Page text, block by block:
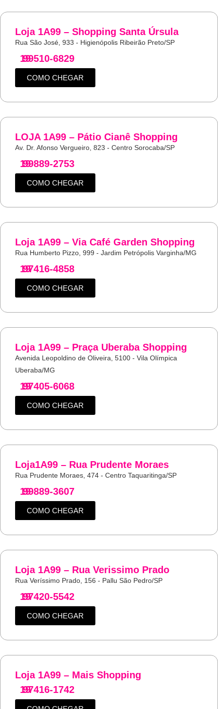
Loja 1A99 – Shopping Santa Úrsula
Rua São José, 933 - Higienópolis Ribeirão Preto/SP
19
99510-6829
COMO CHEGAR
LOJA 1A99 – Pátio Cianê Shopping
Av. Dr. Afonso Vergueiro, 823 - Centro Sorocaba/SP
19
99889-2753
COMO CHEGAR
Loja 1A99 – Via Café Garden Shopping
Rua Humberto Pizzo, 999 - Jardim Petrópolis Varginha/MG
19
97416-4858
COMO CHEGAR
Loja 1A99 – Praça Uberaba Shopping
Avenida Leopoldino de Oliveira, 5100 - Vila Olímpica
Uberaba/MG
19
97405-6068
COMO CHEGAR
Loja1A99 – Rua Prudente Moraes
Rua Prudente Moraes, 474 - Centro Taquaritinga/SP
19
99889-3607
COMO CHEGAR
Loja 1A99 – Rua Verissimo Prado
Rua Veríssimo Prado, 156 - Pallu São Pedro/SP
19
97420-5542
COMO CHEGAR
Loja 1A99 – Mais Shopping
19
97416-1742